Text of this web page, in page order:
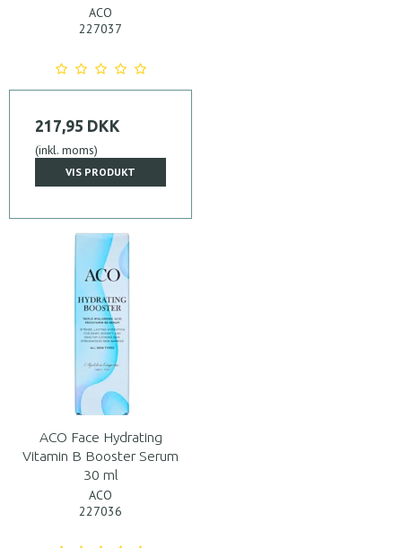
ACO
227037
217,95 DKK
(inkl. moms)
VIS PRODUKT
ACO Face Hydrating
Vitamin B Booster Serum
30 ml
ACO
227036